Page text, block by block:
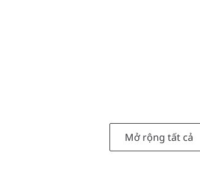
Mở rộng tất cả